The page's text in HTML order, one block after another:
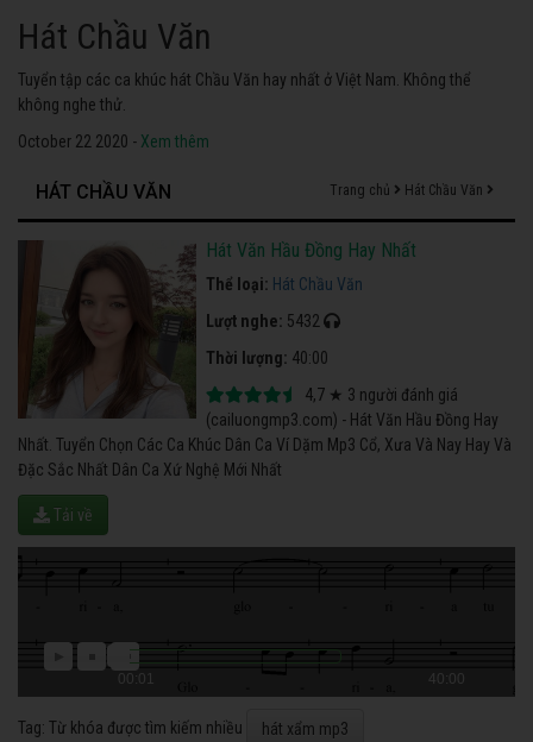
Hát Chầu Văn
Tuyển tập các ca khúc hát Chầu Văn hay nhất ở Việt Nam. Không thể
không nghe thử.
October 22 2020 - Xem thêm
HÁT CHẦU VĂN Trang chủ Hát Chầu Văn
Hát Văn Hầu Đồng Hay Nhất
Thể loại: Hát Chầu Văn
Lượt nghe: 5432
Thời lượng: 40:00
4,7 ★ 3 người đánh giá
(cailuongmp3.com) - Hát Văn Hầu Đồng Hay
Nhất. Tuyển Chọn Các Ca Khúc Dân Ca Ví Dặm Mp3 Cổ, Xưa Và Nay Hay Và
Đặc Sắc Nhất Dân Ca Xứ Nghệ Mới Nhất
Tải về
00:01 40:00
Tag: Từ khóa được tìm kiếm nhiều hát xẩm mp3